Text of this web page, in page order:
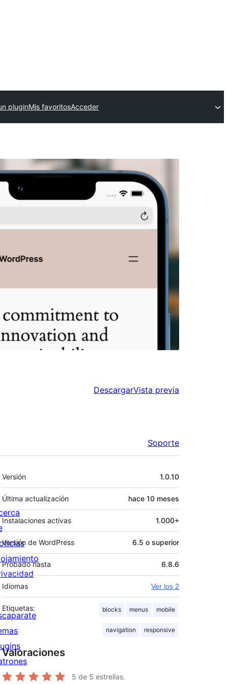
pluginMis favoritosAcceder
DescargarVista previa
Soporte
Meta
Versión 1.0.10
Última actualización hace 10 meses
Instalaciones activas 1.000+
Versión de WordPress 6.5 o superior
Probado hasta 6.8.6
Idiomas Ver los 2
Etiquetas: blocks menus mobile
navigation responsive
Valoraciones
5 de 5 estrellas.